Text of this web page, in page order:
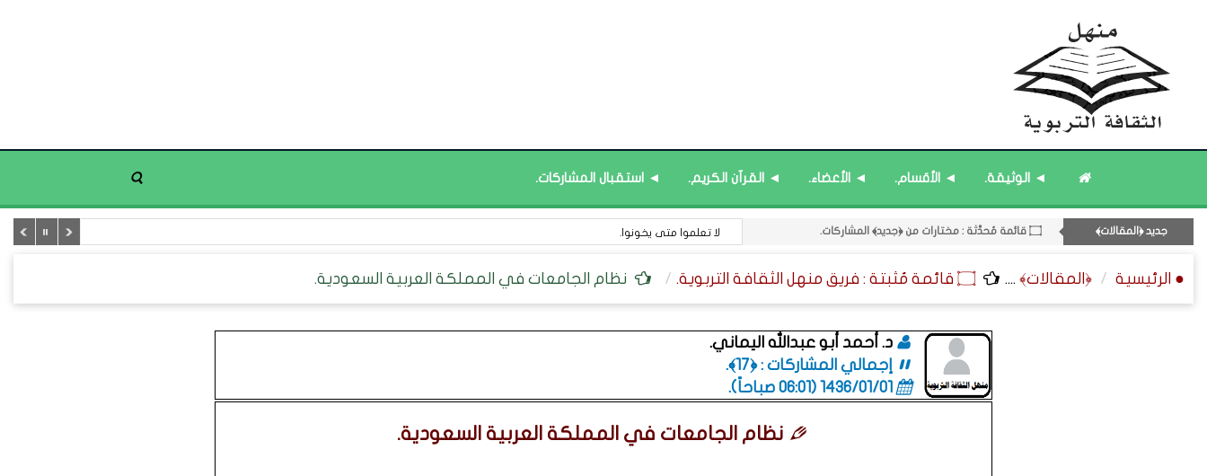
◄ الوثيقة. ◄ الأقسام. ◄ الأعضاء. ◄ القرآن الكريم. ◄ استقبال المشاركات.
جديد ﴿المقالات﴾
۝ قائمة مُثبتة : مشرف منهل الثقافة التربوية.
۝ قائمة مُحدَّثة : مختارات من ﴿جديد﴾ المشاركات.
۝ قائمة مُثبتة : إدارة منهل الثقافة التربوية.
11- القسم الحادي عشر : ﴿اللقاءات الشخصية - الثقافة المتسلسلة﴾.
۝ قائمة مُحدَّثة : حديث الساعة. قائمة محدَّثة : الأيام العالمية.
● الرئيسية ﴿المقالات﴾ .... ۝ قائمة مُثبتة : فريق منهل الثقافة التربوية. نظام الجامعات في المملكة العربية السعودية.
د. أحمد أبو عبدالله اليماني.
إجمالي المشاركات : ﴿17﴾.
1436/01/01 (06:01 صباحاً)
.
نظام الجامعات في المملكة العربية السعودية.